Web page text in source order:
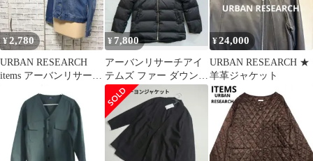
¥2,780
URBAN RESEARCH
items アーバンリサーチ
¥ 7,800
アーバンリサーチアイ
テムズ ファー ダウンコ
ート サイズM
¥24,000
URBAN RESEARCH ★
羊革ジャケット